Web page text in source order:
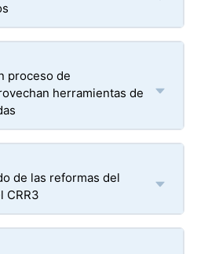
proceso de
herramientas de
de las reformas del
CRR3